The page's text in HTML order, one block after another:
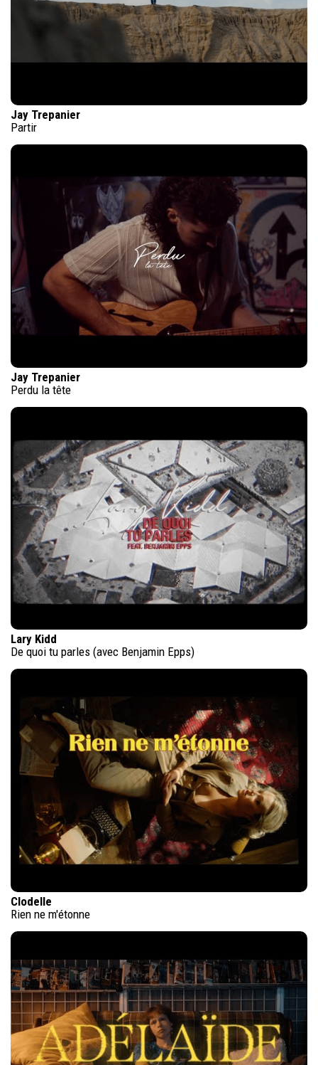
Jay Trepanier
Partir
Jay Trepanier
Perdu la tête
Lary Kidd
De quoi tu parles (avec Benjamin Epps)
Clodelle
Rien ne m'étonne